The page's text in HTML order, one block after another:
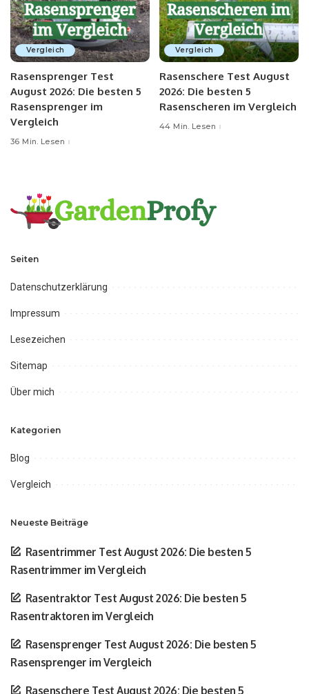
Vergleich
Rasensprenger Test
August 2026: Die besten 5
Rasensprenger im
Vergleich
36 Min. Lesen
Vergleich
Rasenschere Test August
2026: Die besten 5
Rasenscheren im Vergleich
44 Min. Lesen
Seiten
Datenschutzerklärung
Impressum
Lesezeichen
Sitemap
Über mich
Kategorien
Blog
Vergleich
Neueste Beiträge
Rasentrimmer Test August 2026: Die besten 5
Rasentrimmer im Vergleich
Rasentraktor Test August 2026: Die besten 5
Rasentraktoren im Vergleich
Rasensprenger Test August 2026: Die besten 5
Rasensprenger im Vergleich
Rasenschere Test August 2026: Die besten 5